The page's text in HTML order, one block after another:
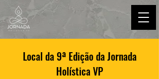
Local da 9ª Edição da Jornada
Holística VP